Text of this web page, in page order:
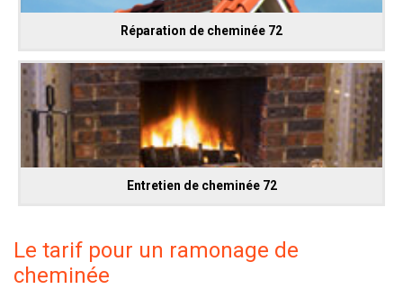
Réparation de cheminée 72
Entretien de cheminée 72
Le tarif pour un ramonage de
cheminée